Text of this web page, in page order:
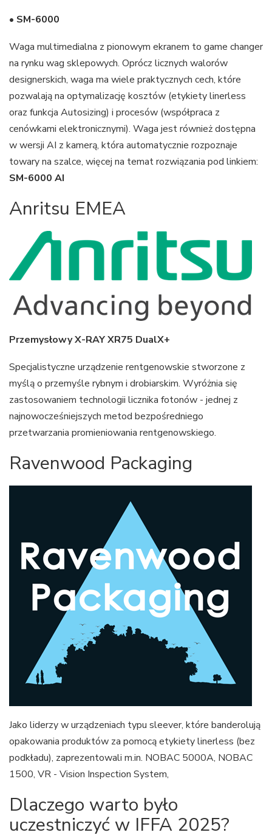
• SM-6000
Waga multimedialna z pionowym ekranem to game changer
na rynku wag sklepowych. Oprócz licznych walorów
designerskich, waga ma wiele praktycznych cech, które
pozwalają na optymalizację kosztów (etykiety linerless
oraz funkcja Autosizing) i procesów (współpraca z
cenówkami elektronicznymi). Waga jest również dostępna
w wersji AI z kamerą, która automatycznie rozpoznaje
towary na szalce, więcej na temat rozwiązania pod linkiem:
SM-6000 AI
Anritsu EMEA
Przemysłowy X-RAY XR75 DualX+
Specjalistyczne urządzenie rentgenowskie stworzone z
myślą o przemyśle rybnym i drobiarskim. Wyróżnia się
zastosowaniem technologii licznika fotonów - jednej z
najnowocześniejszych metod bezpośredniego
przetwarzania promieniowania rentgenowskiego.
Ravenwood Packaging
Jako liderzy w urządzeniach typu sleever, które banderolują
opakowania produktów za pomocą etykiety linerless (bez
podkładu), zaprezentowali m.in. NOBAC 5000A, NOBAC
1500, VR - Vision Inspection System,
Dlaczego warto było
uczestniczyć w IFFA 2025?